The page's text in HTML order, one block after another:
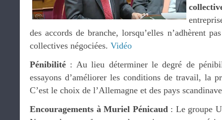
des accords de branche, lorsqu’elles n’adhèrent
collectives négociées. Vidéo
Pénibilité : Au lieu déterminer le degré de
essayons d’améliorer les conditions de travail, la
C’est le choix de l’Allemagne et des pays
Encouragements à Muriel Pénicaud: Le groupe